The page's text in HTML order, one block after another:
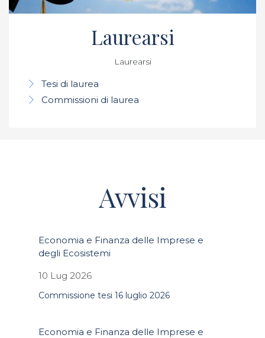
Laurearsi
Laurearsi
Tesi di laurea
Commissioni di laurea
Avvisi
Economia e Finanza delle Imprese e
degli Ecosistemi
10 Lug 2026
Commissione tesi 16 luglio 2026
Economia e Finanza delle Imprese e